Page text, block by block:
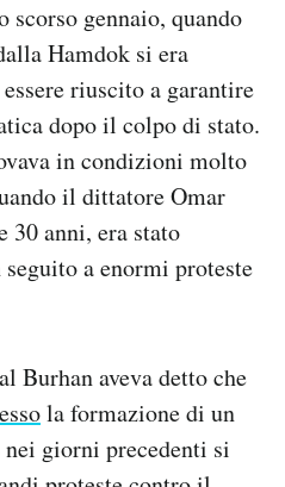
gennaio, quando
Hamdok si era
riuscito a garantire
dopo il colpo di stato.
in condizioni molto
il dittatore Omar
30 anni, era stato
a enormi proteste
Burhan aveva detto che
la formazione di un
giorni precedenti si